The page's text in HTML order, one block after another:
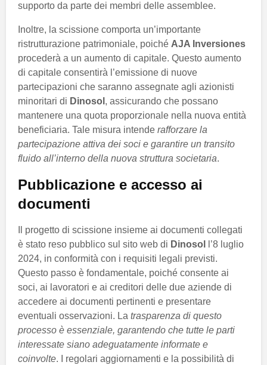
supporto da parte dei membri delle assemblee.
Inoltre, la scissione comporta un’importante
ristrutturazione patrimoniale, poiché AJA Inversiones
procederà a un aumento di capitale. Questo aumento
di capitale consentirà l’emissione di nuove
partecipazioni che saranno assegnate agli azionisti
minoritari di Dinosol , assicurando che possano
mantenere una quota proporzionale nella nuova entità
beneficiaria. Tale misura intende rafforzare la
partecipazione attiva dei soci e garantire un transito
fluido all’interno della nuova struttura societaria.
Pubblicazione e accesso ai
documenti
Il progetto di scissione insieme ai documenti collegati
è stato reso pubblico sul sito web di Dinosol
l’8 luglio
2024, in conformità con i requisiti legali previsti.
Questo passo è fondamentale, poiché consente ai
soci, ai lavoratori e ai creditori delle due aziende di
accedere ai documenti pertinenti e presentare
eventuali osservazioni. La trasparenza di questo
processo è essenziale, garantendo che tutte le parti
interessate siano adeguatamente informate e
coinvolte. I regolari aggiornamenti e la possibilità di